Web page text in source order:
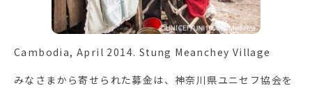
Cambodia, April 2014. Stung Meanchey Village
みなさまから寄せられた募金は、神奈川県ユニセフ協会を